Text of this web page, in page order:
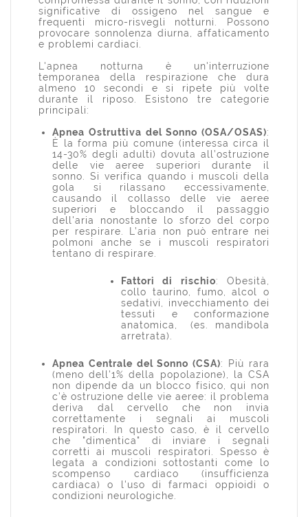
significative di ossigeno nel sangue e
frequenti micro-risvegli notturni. Possono
provocare sonnolenza diurna, affaticamento
e problemi cardiaci.
L'apnea notturna è un'interruzione
temporanea della respirazione che dura
almeno 10 secondi e si ripete più volte
durante il riposo. Esistono tre categorie
principali:
Apnea Ostruttiva del Sonno (OSA/OSAS):
È la forma più comune (interessa circa il
14-30% degli adulti) dovuta all’ostruzione
delle vie aeree superiori durante il
sonno. Si verifica quando i muscoli della
gola si rilassano eccessivamente,
causando il collasso delle vie aeree
superiori e bloccando il passaggio
dell'aria nonostante lo sforzo del corpo
per respirare. L’aria non può entrare nei
polmoni anche se i muscoli respiratori
tentano di respirare.
Fattori di rischio: Obesità,
collo taurino, fumo, alcol o
sedativi, invecchiamento dei
tessuti e conformazione
anatomica, (es. mandibola
arretrata).
Apnea Centrale del Sonno (CSA): Più rara
(meno dell'1% della popolazione), la CSA
non dipende da un blocco fisico, qui non
c’è ostruzione delle vie aeree: il problema
deriva dal cervello che non invia
correttamente i segnali ai muscoli
respiratori. In questo caso, è il cervello
che "dimentica" di inviare i segnali
corretti ai muscoli respiratori. Spesso è
legata a condizioni sottostanti come lo
scompenso cardiaco (insufficienza
cardiaca) o l'uso di farmaci oppioidi o
condizioni neurologiche.